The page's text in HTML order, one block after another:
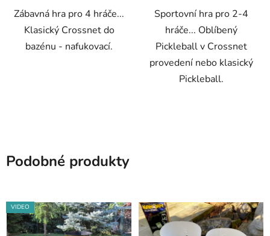
Zábavná hra pro 4 hráče...
Klasický Crossnet do
bazénu - nafukovací.
hvězdiček.
Sportovní hra pro 2-4
hráče... Oblíbený
Pickleball v Crossnet
provedení nebo klasický
Pickleball.
Podobné produkty
VIDEO